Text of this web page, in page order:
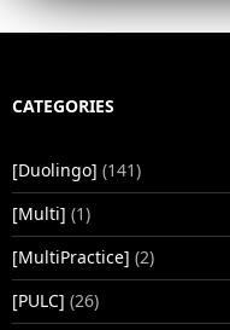
CATEGORIES
[Duolingo] (141)
[Multi] (1)
[MultiPractice] (2)
[PULC] (26)